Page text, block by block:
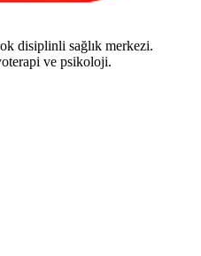
disiplinli sağlık merkezi.
ve psikoloji.